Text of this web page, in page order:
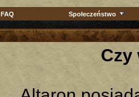
FAQ Społeczeństwo
Czy